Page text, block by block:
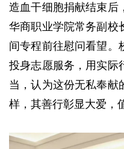
造血干细胞捐献结束后
华商职业学院常务副校
间专程前往慰问看望。
投身志愿服务，用实际
当，认为这份无私奉献
样，其善行彰显大爱，